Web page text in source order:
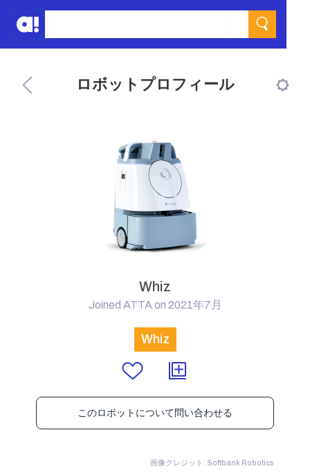
ロボットプロフィール
Whiz
Joined ATTA on 2021年7月
Whiz
このロボットについて問い合わせる
画像クレジット: Softbank Robotics